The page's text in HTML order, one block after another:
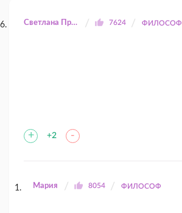
Светлана Прилуцкая 7624 ФИЛОСОФ
+ +2 -
Мария 8054 ФИЛОСОФ